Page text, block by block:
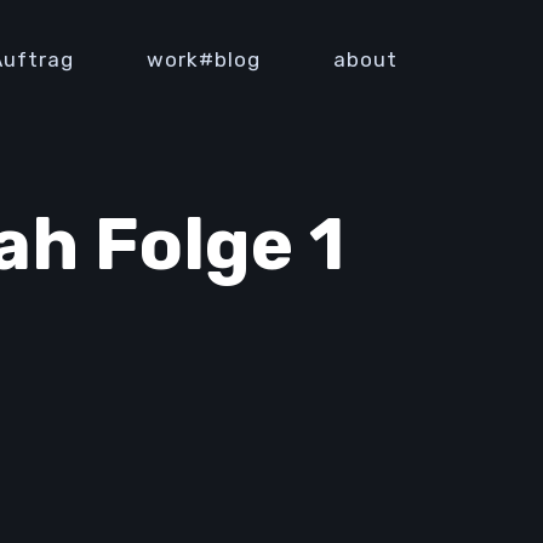
work#blog about
Folge 1